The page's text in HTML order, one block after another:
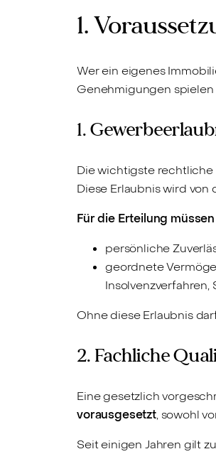
1.
Wer ein eigenes
Genehmigungen spielen
1.
Die wichtigste rechtliche
Diese Erlaubnis wird
Für die Erteilung
persönliche
geordnete
Ohne diese Erlaubnis
2. Fachliche
Eine gesetzlich
vorausgesetzt, sowohl
Seit einigen Jahren gilt